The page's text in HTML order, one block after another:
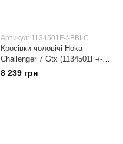
Артикул: 1134501F-/-BBLC
Кросівки чоловічі Hoka
Challenger 7 Gtx (1134501F-/-
BBLC)
8 239 грн